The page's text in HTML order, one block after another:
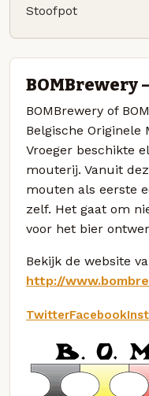
Stoofpot
BOMBrewery
BOMBrewery of
Belgische
Vroeger beschikte
mouterij. Vanuit
mouten als eerste
zelf. Het gaat om
voor het bier
Bekijk de website
http://
TwitterFacebook